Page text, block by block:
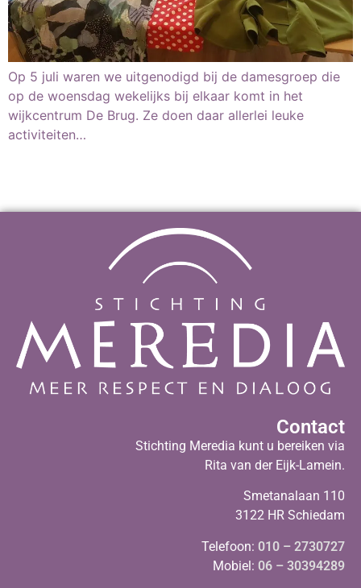
Op 5 juli waren we uitgenodigd bij de damesgroep die
op de woensdag wekelijks bij elkaar komt in het
wijkcentrum De Brug. Ze doen daar allerlei leuke
activiteiten…
Contact
Stichting Meredia kunt u bereiken via
Rita van der Eijk-Lamein.
Smetanalaan 110
3122 HR Schiedam
Telefoon: 010 – 2730727
Mobiel: 06 – 30394289